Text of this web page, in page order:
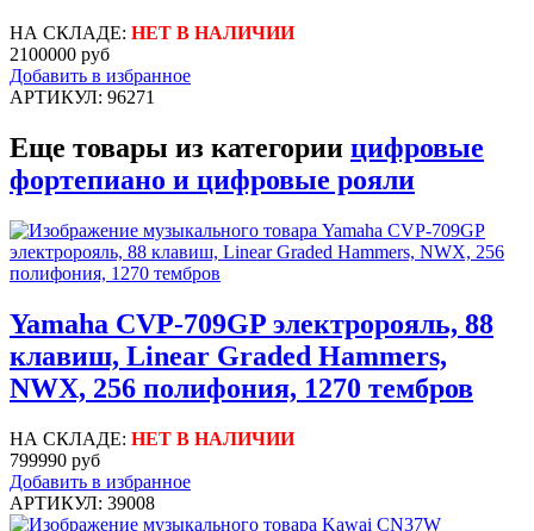
НА СКЛАДЕ: НЕТ В НАЛИЧИИ
2100000 руб
Добавить в избранное
АРТИКУЛ: 96271
Еще товары из категории цифровые
фортепиано и цифровые рояли
Yamaha CVP-709GP электророяль, 88
клавиш, Linear Graded Hammers,
NWX, 256 полифония, 1270 тембров
НА СКЛАДЕ: НЕТ В НАЛИЧИИ
799990 руб
Добавить в избранное
АРТИКУЛ: 39008